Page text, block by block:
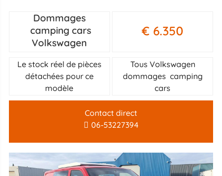
Dommages
camping cars
Volkswagen
€ 6.350
Le stock réel de pièces
détachées pour ce
modèle
Tous Volkswagen
dommages camping
cars
Contact direct
06-53227394